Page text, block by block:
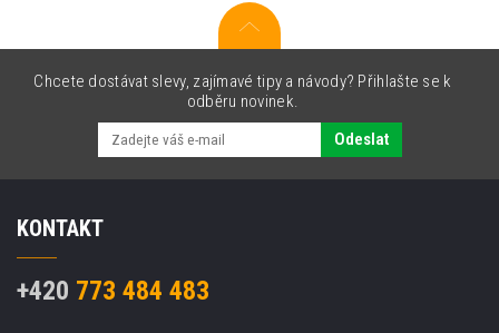
Chcete dostávat slevy, zajímavé tipy a návody? Přihlašte se k
odběru novinek.
Odeslat
KONTAKT
+420 773 484 483